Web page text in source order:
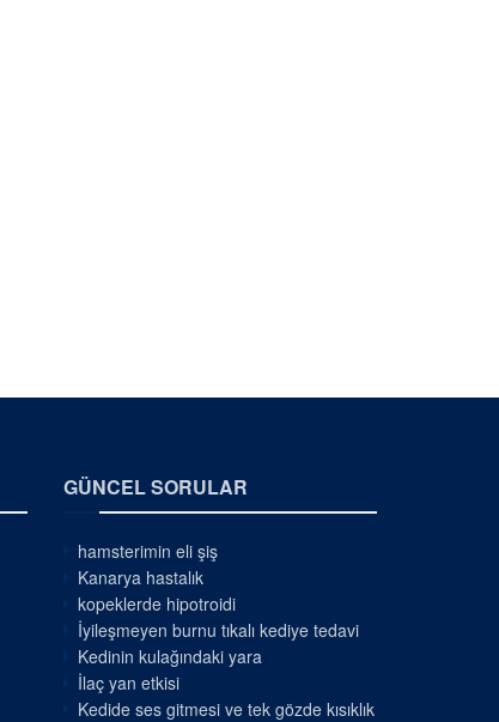
GÜNCEL SORULAR
hamsterimin eli şiş
Kanarya hastalık
kopeklerde hipotroidi
İyileşmeyen burnu tıkalı kediye tedavi
Kedinin kulağındaki yara
İlaç yan etkisi
Kedide ses gitmesi ve tek gözde kısıklık